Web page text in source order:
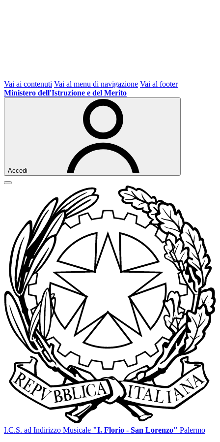
Vai ai contenuti Vai al menu di navigazione Vai al footer
Ministero dell'Istruzione e del Merito
Accedi
I.C.S. ad Indirizzo Musicale "I. Florio - San Lorenzo" Palermo